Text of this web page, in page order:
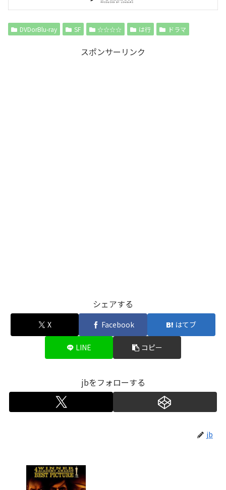
DVDorBlu-ray SF ☆☆☆☆ は行 ドラマ
スポンサーリンク
シェアする
X Facebook はてブ
LINE コピー
jbをフォローする
jb